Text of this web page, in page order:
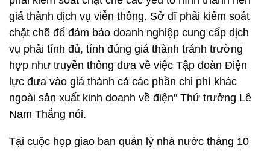
giá thành dịch vụ viễn thông. Sở dĩ phải kiểm soát
chặt chẽ để đảm bảo doanh nghiệp cung cấp dịch
vụ phải tính đủ, tính đúng giá thành tránh trường
hợp như truyền thông đưa về việc Tập đoàn Điện
lực đưa vào giá thành cả các phần chi phí khác
ngoài sản xuất kinh doanh về điện" Thứ trưởng Lê
Nam Thắng nói.
Tại cuộc họp giao ban quản lý nhà nước tháng 10